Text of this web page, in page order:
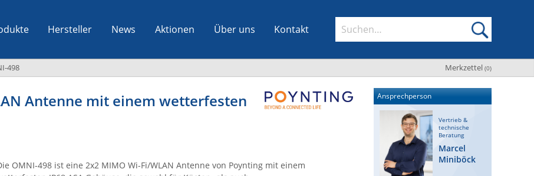
Hersteller News Aktionen Über uns Kontakt
Merkzettel (0)
498
Antenne mit einem wetterfesten
OMNI-498 ist eine 2x2 MIMO Wi-Fi/WLAN Antenne von Poynting mit einem
Ansprechperson
Vertrieb &
technische
Beratung
Marcel
Miniböck